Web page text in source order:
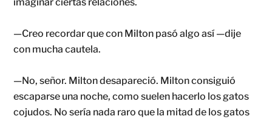
—Creo recordar que con Milton pasó algo así —dije
con mucha cautela.
—No, señor. Milton desapareció. Milton consiguió
escaparse una noche, como suelen hacerlo los gatos
cojudos. No sería nada raro que la mitad de los gatos